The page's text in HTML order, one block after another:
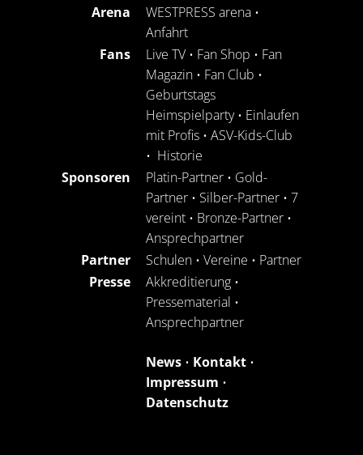
Arena
WESTPRESS arena •
Anfahrt
Fans
Live TV • Fan Shop • Fan
Magazin • Fan Club •
Geburtstags
Heimspielparty• Einlaufen
mit Profis • ASV-Kids-Club
• Historie
Sponsoren
Platin-Partner • Gold-
Partner • Silber-Partner • 7
vereint • Bronze-Partner •
Ansprechpartner
Partner
Schulen • Vereine • Partner
Presse
Akkreditierung •
Pressematerial •
Ansprechpartner
News • Kontakt •
Impressum •
Datenschutz